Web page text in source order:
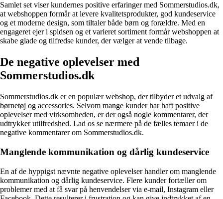
Samlet set viser kundernes positive erfaringer med Sommerstudios.dk,
at webshoppen formår at levere kvalitetsprodukter, god kundeservice
og et moderne design, som tiltaler både børn og forældre. Med en
engageret ejer i spidsen og et varieret sortiment formår webshoppen at
skabe glade og tilfredse kunder, der vælger at vende tilbage.
De negative oplevelser med
Sommerstudios.dk
Sommerstudios.dk er en populær webshop, der tilbyder et udvalg af
børnetøj og accessories. Selvom mange kunder har haft positive
oplevelser med virksomheden, er der også nogle kommentarer, der
udtrykker utilfredshed. Lad os se nærmere på de fælles temaer i de
negative kommentarer om Sommerstudios.dk.
Manglende kommunikation og dårlig kundeservice
En af de hyppigst nævnte negative oplevelser handler om manglende
kommunikation og dårlig kundeservice. Flere kunder fortæller om
problemer med at få svar på henvendelser via e-mail, Instagram eller